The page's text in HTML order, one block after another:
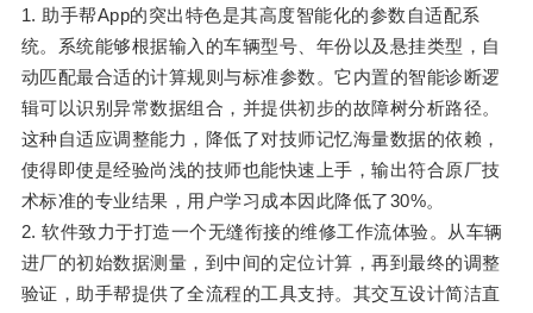
1. 助手帮App的突出特色是其高度智能化的参数自适配系
统。系统能够根据输入的车辆型号、年份以及悬挂类型，自
动匹配最合适的计算规则与标准参数。它内置的智能诊断逻
辑可以识别异常数据组合，并提供初步的故障树分析路径。
这种自适应调整能力，降低了对技师记忆海量数据的依赖，
使得即使是经验尚浅的技师也能快速上手，输出符合原厂技
术标准的专业结果，用户学习成本因此降低了30%。
2. 软件致力于打造一个无缝衔接的维修工作流体验。从车辆
进厂的初始数据测量，到中间的定位计算，再到最终的调整
验证，助手帮提供了全流程的工具支持。其交互设计简洁直